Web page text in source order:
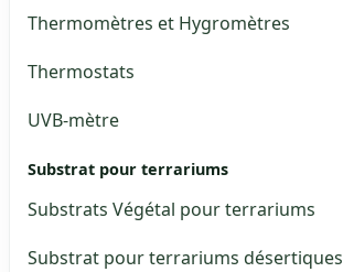
Thermomètres et Hygromètres
Thermostats
UVB-mètre
Substrat pour terrariums
Substrats Végétal pour terrariums
Substrat pour terrariums désertiques